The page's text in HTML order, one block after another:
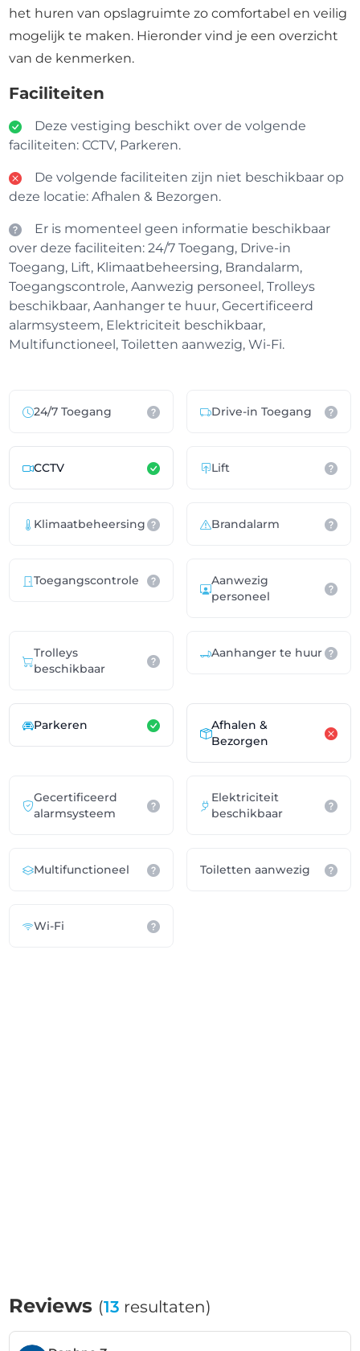
het huren van opslagruimte zo comfortabel en veilig
mogelijk te maken. Hieronder vind je een overzicht
van de kenmerken.
Faciliteiten
Deze vestiging beschikt over de volgende
faciliteiten: CCTV, Parkeren.
De volgende faciliteiten zijn niet beschikbaar op
deze locatie: Afhalen & Bezorgen.
Er is momenteel geen informatie beschikbaar
over deze faciliteiten: 24/7 Toegang, Drive-in
Toegang, Lift, Klimaatbeheersing, Brandalarm,
Toegangscontrole, Aanwezig personeel, Trolleys
beschikbaar, Aanhanger te huur, Gecertificeerd
alarmsysteem, Elektriciteit beschikbaar,
Multifunctioneel, Toiletten aanwezig, Wi-Fi.
24/7 Toegang Drive-in Toegang
CCTV Lift
Klimaatbeheersing Brandalarm
Toegangscontrole
Aanwezig
personeel
Trolleys
beschikbaar
Aanhanger te huur
Parkeren
Afhalen &
Bezorgen
Gecertificeerd
alarmsysteem
Elektriciteit
beschikbaar
Multifunctioneel Toiletten aanwezig
Wi-Fi
Reviews (13 resultaten)